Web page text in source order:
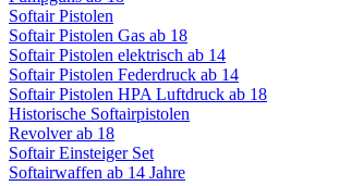
Softair Pistolen
Softair Pistolen Gas ab 18
Softair Pistolen elektrisch ab 14
Softair Pistolen Federdruck ab 14
Softair Pistolen HPA Luftdruck ab 18
Historische Softairpistolen
Revolver ab 18
Softair Einsteiger Set
Softairwaffen ab 14 Jahre